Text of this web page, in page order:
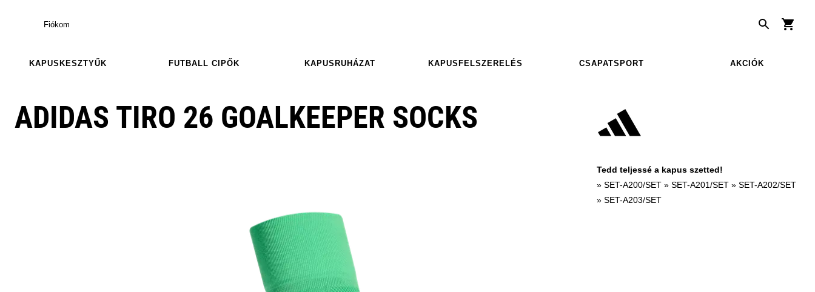
Fiókom
KAPUSKESZTYŰK FUTBALL CIPŐK KAPUSRUHÁZAT KAPUSFELSZERELÉS CSAPATSPORT AKCIÓK
ADIDAS TIRO 26 GOALKEEPER SOCKS
Tedd teljessé a kapus szetted!
» SET-A200/SET » SET-A201/SET » SET-A202/SET
» SET-A203/SET